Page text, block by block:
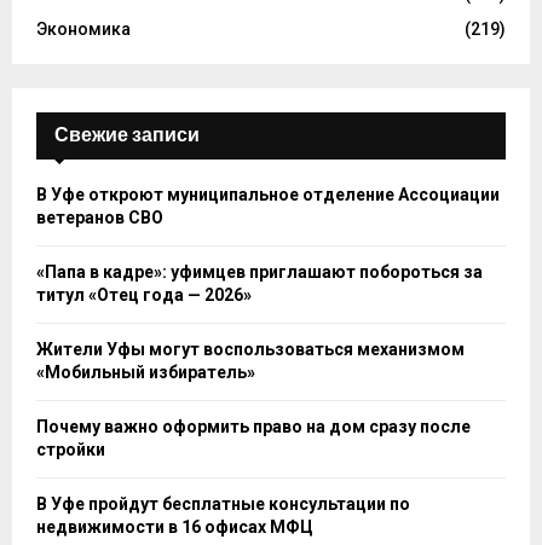
Экономика
(219)
Свежие записи
В Уфе откроют муниципальное отделение Ассоциации
ветеранов СВО
«Папа в кадре»: уфимцев приглашают побороться за
титул «Отец года — 2026»
Жители Уфы могут воспользоваться механизмом
«Мобильный избиратель»
Почему важно оформить право на дом сразу после
стройки
В Уфе пройдут бесплатные консультации по
недвижимости в 16 офисах МФЦ